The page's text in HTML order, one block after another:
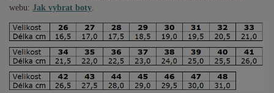
webu: Jak vybrat boty